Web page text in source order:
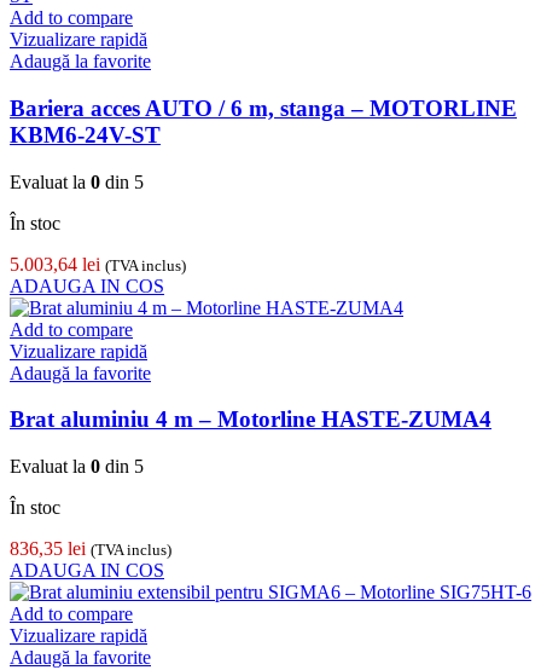
Add to compare
Vizualizare rapidă
Adaugă la favorite
Bariera acces AUTO / 6 m, stanga – MOTORLINE
KBM6-24V-ST
Evaluat la 0 din 5
În stoc
5.003,64 lei (TVA inclus)
ADAUGA IN COS
Add to compare
Vizualizare rapidă
Adaugă la favorite
Brat aluminiu 4 m – Motorline HASTE-ZUMA4
Evaluat la 0 din 5
În stoc
836,35 lei (TVA inclus)
ADAUGA IN COS
Add to compare
Vizualizare rapidă
Adaugă la favorite